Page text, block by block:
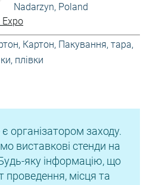
Nadarzyn, Poland
, Картон, Пакування, тара,
плівки
є організатором заходу.
виставкові стенди на
яку інформацію, що
проведення, місця та